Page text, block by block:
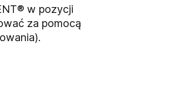
w pozycji
za pomocą